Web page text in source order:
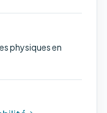
physiques en